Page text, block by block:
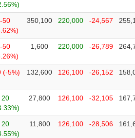
-50
350,100 220,000 -24,567
-50
1,600 220,000 -26,789
(-5%) 132,600 126,100 -26,152
20
27,800 126,100 -32,105
20
11,800 126,100 -28,506